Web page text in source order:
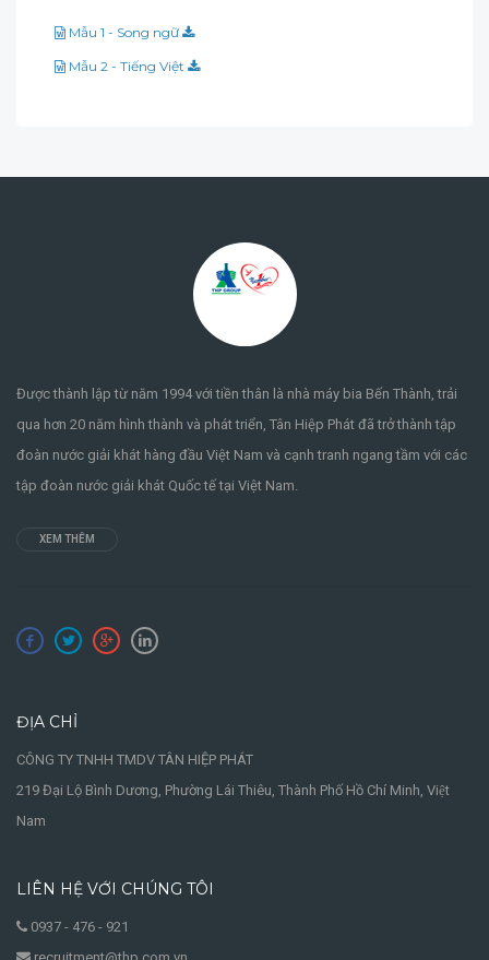
Mẫu 1 - Song ngữ
Mẫu 2 - Tiếng Việt
Được thành lập từ năm 1994 với tiền thân là nhà máy bia Bến Thành, trải
qua hơn 20 năm hình thành và phát triển, Tân Hiệp Phát đã trở thành tập
đoàn nước giải khát hàng đầu Việt Nam và cạnh tranh ngang tầm với các
tập đoàn nước giải khát Quốc tế tại Việt Nam.
XEM THÊM
ĐỊA CHỈ
CÔNG TY TNHH TMDV TÂN HIỆP PHÁT
219 Đại Lộ Bình Dương, Phường Lái Thiêu, Thành Phố Hồ Chí Minh, Việt
Nam
LIÊN HỆ VỚI CHÚNG TÔI
0937 - 476 - 921